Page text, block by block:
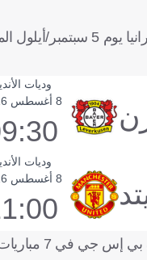
وديات
8 أغسطس 2026
وديات
8 أغسطس 2026
وبسبب هذه